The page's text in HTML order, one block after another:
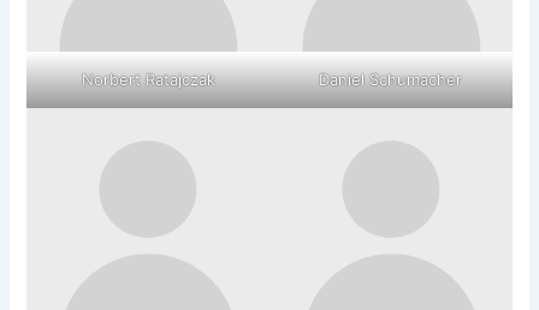
Norbert Ratajczak Daniel Schumacher